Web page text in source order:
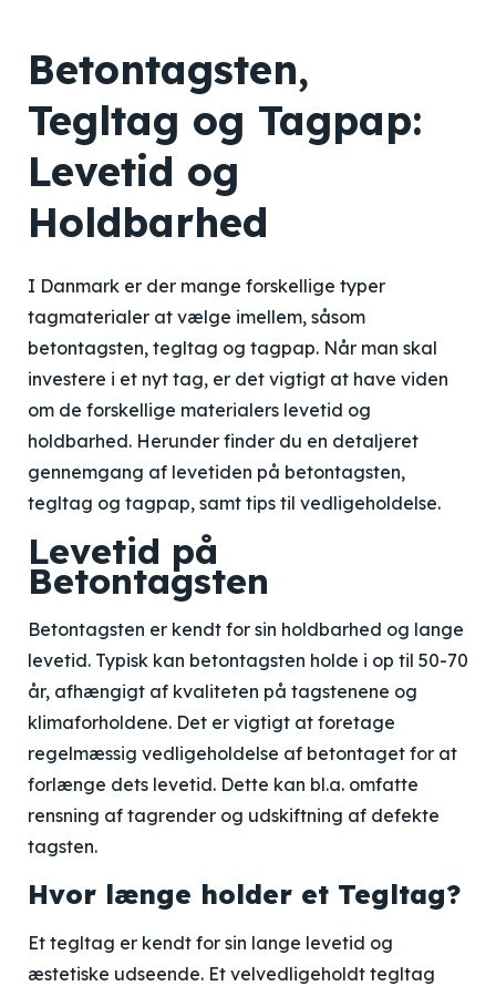
Betontagsten,
Tegltag og Tagpap:
Levetid og
Holdbarhed
I Danmark er der mange forskellige typer
tagmaterialer at vælge imellem, såsom
betontagsten, tegltag og tagpap. Når man skal
investere i et nyt tag, er det vigtigt at have viden
om de forskellige materialers levetid og
holdbarhed. Herunder finder du en detaljeret
gennemgang af levetiden på betontagsten,
tegltag og tagpap, samt tips til vedligeholdelse.
Levetid på
Betontagsten
Betontagsten er kendt for sin holdbarhed og lange
levetid. Typisk kan betontagsten holde i op til 50-70
år, afhængigt af kvaliteten på tagstenene og
klimaforholdene. Det er vigtigt at foretage
regelmæssig vedligeholdelse af betontaget for at
forlænge dets levetid. Dette kan bl.a. omfatte
rensning af tagrender og udskiftning af defekte
tagsten.
Hvor længe holder et Tegltag?
Et tegltag er kendt for sin lange levetid og
æstetiske udseende. Et velvedligeholdt tegltag